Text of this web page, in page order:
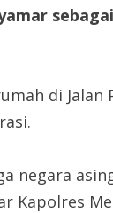
di Jalan
negara
Kapolres